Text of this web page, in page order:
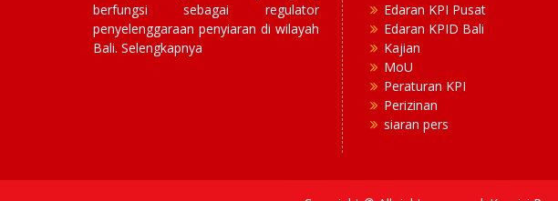
berfungsi sebagai regulator
penyelenggaraan penyiaran di wilayah
Bali. Selengkapnya
Edaran KPI Pusat
Edaran KPID Bali
Kajian
MoU
Peraturan KPI
Perizinan
siaran pers